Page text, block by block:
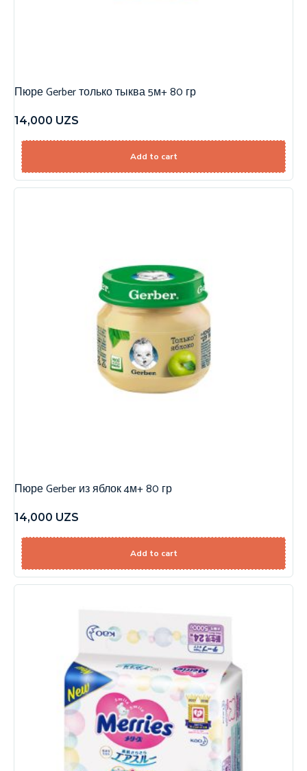
Пюре Gerber только тыква 5м+ 80 гр
14,000 UZS
Add to cart
Пюре Gerber из яблок 4м+ 80 гр
14,000 UZS
Add to cart